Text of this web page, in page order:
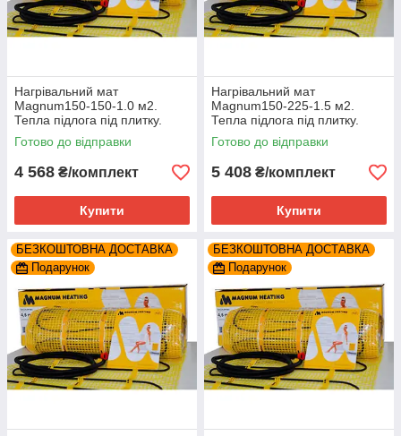
Нагрівальний мат
Magnum150-150-1.0 м2.
Тепла підлога під плитку.
Готово до відправки
4 568 ₴/комплект
Купити
Нагрівальний мат
Magnum150-225-1.5 м2.
Тепла підлога під плитку.
Готово до відправки
5 408 ₴/комплект
Купити
БЕЗКОШТОВНА ДОСТАВКА
Подарунок
БЕЗКОШТОВНА ДОСТАВКА
Подарунок